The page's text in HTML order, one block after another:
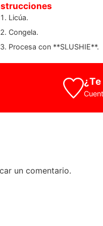
Licúa.
Congela.
Procesa con **SLUSHIE**.
un comentario.